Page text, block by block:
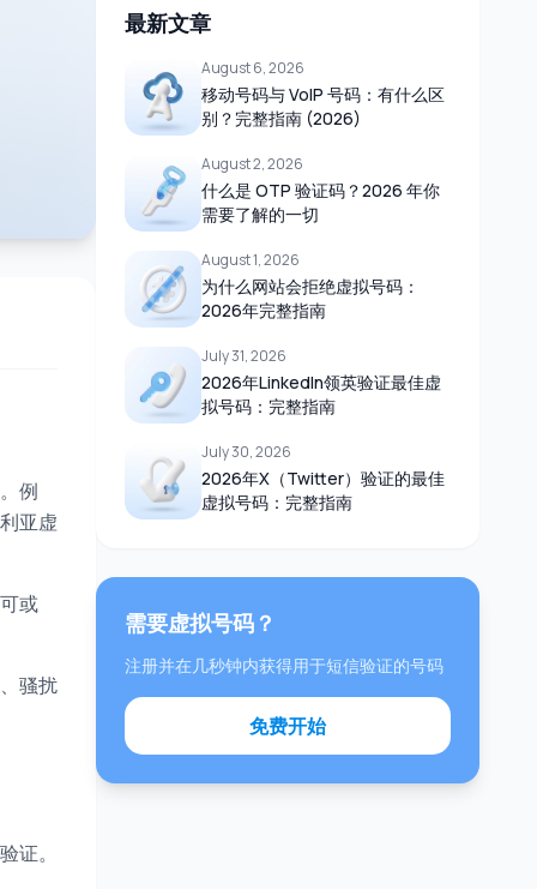
例
亚虚
或
骚扰
证。
最新文章
August 6, 2026
移动号码与 VoIP 号码：有什么区
别？完整指南 (2026)
August 2, 2026
什么是 OTP 验证码？2026 年你
需要了解的一切
August 1, 2026
为什么网站会拒绝虚拟号码：
2026年完整指南
July 31, 2026
2026年LinkedIn领英验证最佳虚
拟号码：完整指南
July 30, 2026
2026年X（Twitter）验证的最佳
虚拟号码：完整指南
需要虚拟号码？
注册并在几秒钟内获得用于短信验证的号码
免费开始